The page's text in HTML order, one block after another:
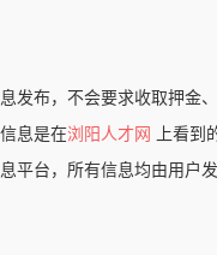
发布，不会要求收取押金
息是在浏阳人才网
上看到
平台，所有信息均由用户